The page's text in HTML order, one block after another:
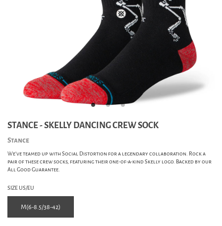
STANCE - SKELLY DANCING CREW SOCK
Stance
We've teamed up with Social Distortion for a legendary collaboration. Rock a
pair of these crew socks, featuring their one-of-a-kind Skelly logo. Backed by our
All Good Guarantee.
SIZE US/EU
M(6-8.5/38-42)